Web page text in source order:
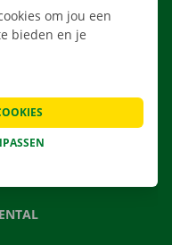
om jou een
bieden en je